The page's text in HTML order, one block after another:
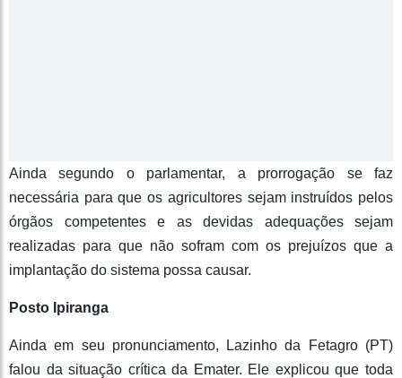
Ainda segundo o parlamentar, a prorrogação se faz
necessária para que os agricultores sejam instruídos pelos
órgãos competentes e as devidas adequações sejam
realizadas para que não sofram com os prejuízos que a
implantação do sistema possa causar.
Posto Ipiranga
Ainda em seu pronunciamento, Lazinho da Fetagro (PT)
falou da situação crítica da Emater. Ele explicou que toda